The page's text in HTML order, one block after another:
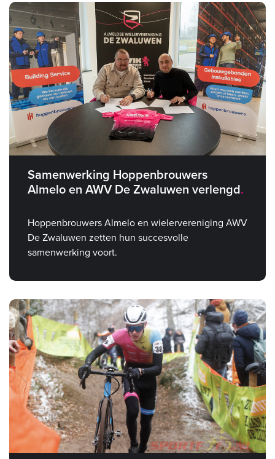
Samenwerking Hoppenbrouwers
Almelo en AWV De Zwaluwen verlengd
Hoppenbrouwers Almelo en wielervereniging AWV
De Zwaluwen zetten hun succesvolle
samenwerking voort.